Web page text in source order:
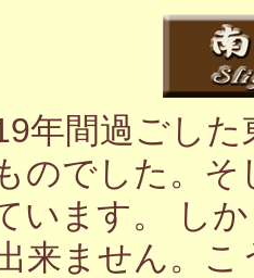
年間過ごし
のでした。
います。 し
来ません。